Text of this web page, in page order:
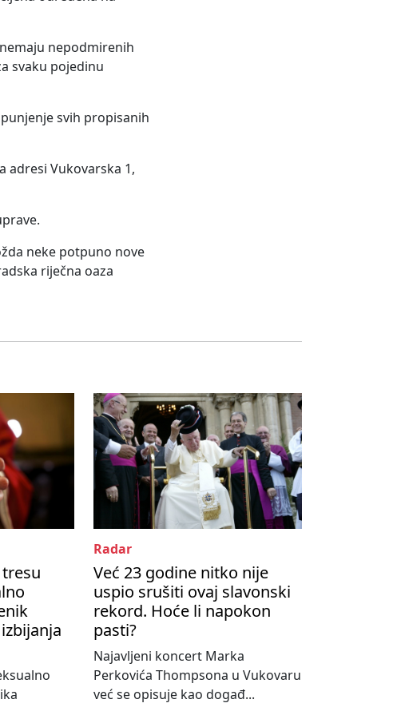
nepodmirenih
svaku pojedinu
svih propisanih
adresi Vukovarska 1,
neke potpuno nove
riječna oaza
Radar
Već 23 godine nitko nije
uspio srušiti ovaj slavonski
rekord. Hoće li napokon
pasti?
Najavljeni koncert Marka
Perkovića Thompsona u Vukovaru
već se opisuje kao događ...